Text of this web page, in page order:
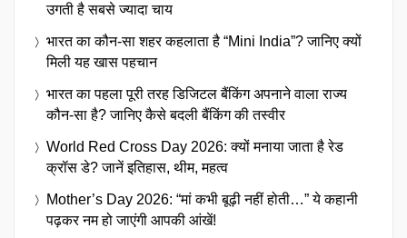
उगती है सबसे ज्यादा चाय
भारत का कौन-सा शहर कहलाता है “Mini India”? जानिए क्यों
मिली यह खास पहचान
भारत का पहला पूरी तरह डिजिटल बैंकिंग अपनाने वाला राज्य
कौन-सा है? जानिए कैसे बदली बैंकिंग की तस्वीर
World Red Cross Day 2026: क्यों मनाया जाता है रेड
क्रॉस डे? जानें इतिहास, थीम, महत्व
Mother’s Day 2026: “मां कभी बूढ़ी नहीं होती…” ये कहानी
पढ़कर नम हो जाएंगी आपकी आंखें!